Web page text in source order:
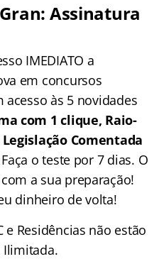
Assinatura
IMEDIATO a
em concursos
às 5 novidades
com 1 clique, Raio-
Comentada
o teste por 7 dias. O
a sua preparação!
dinheiro de volta!
e Residências não estão
Ilimitada.